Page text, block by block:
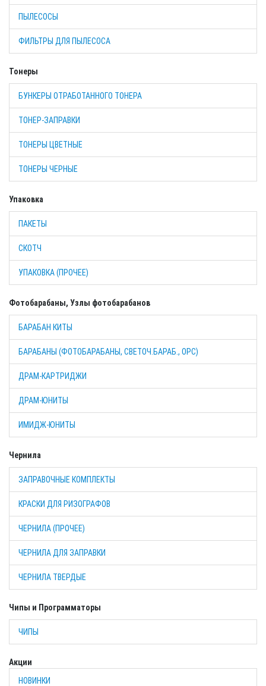
ПЫЛЕСОСЫ
ФИЛЬТРЫ ДЛЯ ПЫЛЕСОСА
Тонеры
БУНКЕРЫ ОТРАБОТАННОГО ТОНЕРА
ТОНЕР-ЗАПРАВКИ
ТОНЕРЫ ЦВЕТНЫЕ
ТОНЕРЫ ЧЕРНЫЕ
Упаковка
ПАКЕТЫ
СКОТЧ
УПАКОВКА (ПРОЧЕЕ)
Фотобарабаны, Узлы фотобарабанов
БАРАБАН КИТЫ
БАРАБАНЫ (ФОТОБАРАБАНЫ, СВЕТОЧ.БАРАБ., OPC)
ДРАМ-КАРТРИДЖИ
ДРАМ-ЮНИТЫ
ИМИДЖ-ЮНИТЫ
Чернила
ЗАПРАВОЧНЫЕ КОМПЛЕКТЫ
КРАСКИ ДЛЯ РИЗОГРАФОВ
ЧЕРНИЛА (ПРОЧЕЕ)
ЧЕРНИЛА ДЛЯ ЗАПРАВКИ
ЧЕРНИЛА ТВЕРДЫЕ
Чипы и Программаторы
ЧИПЫ
Акции
НОВИНКИ